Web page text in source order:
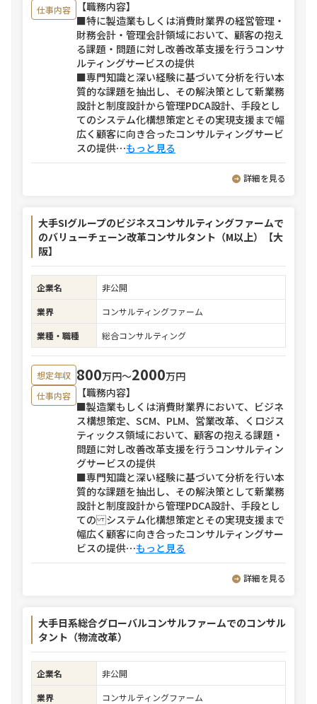
仕事内容
【職務内容】
■特に製造業もしくは消費財業界の経営管理・
財務会計・管理会計領域において、顧客の抱え
る課題・問題に対し改善改革支援を行うコンサ
ルティングサービスの提供
■専門知識と深い経験に基づいて分析を行い本
質的な課題を抽出し、その解決策として新業務
設計と制度設計から管理PDCA設計、手段とし
てのシステム化構想策定とその実現支援まで幅
広く顧客に向き合ったコンサルティングサービ
スの提供⋯もっと見る
詳細を見る
大手SIグループのビジネスコンサルティングファームで
のバリューチェーン改革コンサルタント（M以上）【大
阪】
企業名
非公開
業界
コンサルティングファーム
業種・職種
総合コンサルティング
想定年収 800万円〜2000万円
仕事内容
【職務内容】
■製造業もしくは消費財業界において、ビジネ
ス構想策定、SCM、PLM、営業改革、くロジス
ティックス領域において、顧客の抱える課題・
問題に対し改善改革支援を行うコンサルティン
グサービスの提供
■専門知識と深い経験に基づいて分析を行い本
質的な課題を抽出し、その解決策として新業務
設計と制度設計から管理PDCA設計、手段とし
ての システム化構想策定とその実現支援まで
幅広く顧客に向き合ったコンサルティングサー
ビスの提供⋯もっと見る
詳細を見る
大手日系総合グローバルコンサルファームでのコンサル
タント（物流改革）
企業名
非公開
業界
コンサルティングファーム